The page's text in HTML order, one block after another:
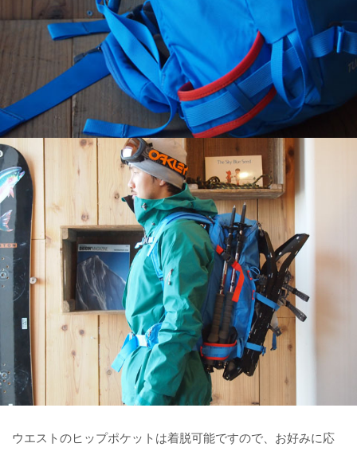
ウエストのヒップポケットは着脱可能ですので、お好みに応